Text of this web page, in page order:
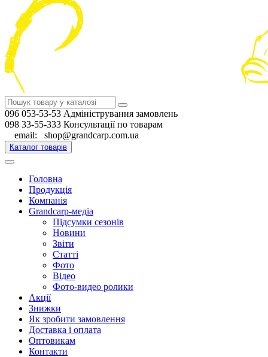
096 053-53-53 Адміністрування замовлень
098 33-55-333 Консультації по товарам
email: shop@grandcarp.com.ua
Каталог товарів
Головна
Продукція
Компанія
Grandcarp-медіа
Підсумки сезонів
Новини
Звіти
Статті
Фото
Відео
Фото-видео ролики
Акції
Знижки
Як зробити замовлення
Доставка і оплата
Оптовикам
Контакти